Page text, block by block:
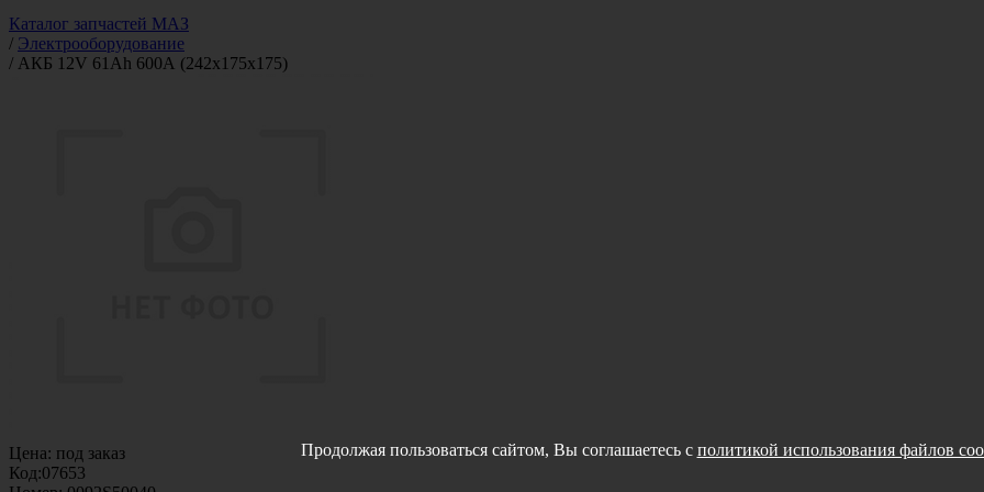
Каталог запчастей МАЗ
/ Электрооборудование
/ АКБ 12V 61Аh 600А (242х175х175)
Цена: под заказ
Код:07653
Продолжая пользоваться сайтом, Вы соглашаетесь с политикой использования файлов